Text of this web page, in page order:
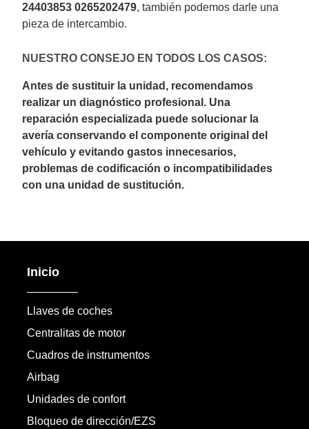
24403853 0265202479, también podemos darle una
pieza de intercambio.
NUESTRO CONSEJO EN TODOS LOS CASOS:
Antes de sustituir la unidad, recomendamos
realizar un diagnóstico profesional. Una
reparación especializada puede solucionar la
avería conservando el componente original del
vehículo y evitando gastos innecesarios,
problemas de codificación o incompatibilidades
con una unidad de sustitución.
Inicio
Llaves de coches
Centralitas de motor
Cuadros de instrumentos
Airbag
Unidades de confort
Bloqueo de dirección/EZS